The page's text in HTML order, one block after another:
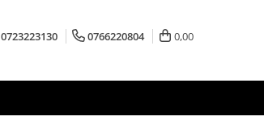
0723223130 0766220804 0,00